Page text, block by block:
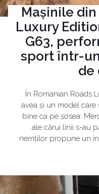
Mașinile
Luxury
G63,
sport într-
de
În Romanian Roads
avea și un model
bine ca pe șosea:
ale cărui linii s-au
nemților propune un